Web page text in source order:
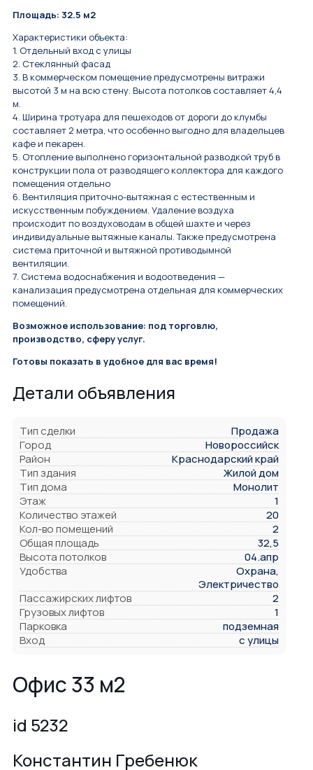
Площадь: 32.5 м2
Характеристики объекта:
1. Отдельный вход с улицы
2. Стеклянный фасад
3. В коммерческом помещение предусмотрены витражи
высотой 3 м на всю стену. Высота потолков составляет 4,4
м.
4. Ширина тротуара для пешеходов от дороги до клумбы
составляет 2 метра, что особенно выгодно для владельцев
кафе и пекарен.
5. Отопление выполнено горизонтальной разводкой труб в
конструкции пола от разводящего коллектора для каждого
помещения отдельно
6. Вентиляция приточно-вытяжная с естественным и
искусственным побуждением. Удаление воздуха
происходит по воздуховодам в общей шахте и через
индивидуальные вытяжные каналы. Также предусмотрена
система приточной и вытяжной противодымной
вентиляции.
7. Система водоснабжения и водоотведения —
канализация предусмотрена отдельная для коммерческих
помещений.
Возможное использование: под торговлю,
производство, сферу услуг.
Готовы показать в удобное для вас время!
Детали объявления
Тип сделки
Продажа
Город
Новороссийск
Район
Краснодарский край
Тип здания
Жилой дом
Тип дома
Монолит
Этаж
1
Количество этажей
20
Кол-во помещений
2
Общая площадь
32,5
Высота потолков
04.апр
Удобства
Охрана,
Электричество
Пассажирских лифтов
2
Грузовых лифтов
1
Парковка
подземная
Вход
с улицы
Офис 33 м2
id 5232
Константин Гребенюк